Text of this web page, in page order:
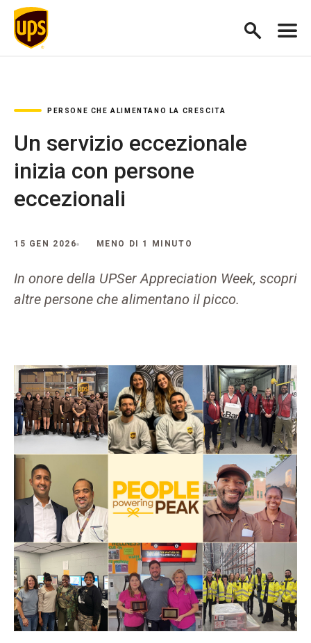
PERSONE CHE ALIMENTANO LA CRESCITA
Un servizio eccezionale
inizia con persone
eccezionali
15 GEN 2026 MENO DI 1 MINUTO
In onore della UPSer Appreciation Week, scopri
altre persone che alimentano il picco.